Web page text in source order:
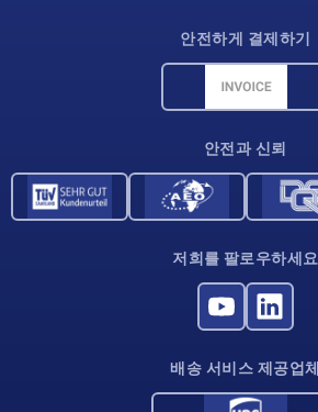
안전하게 결제하기
안전과 신뢰
저희를 팔로우하세요
배송 서비스 제공업체